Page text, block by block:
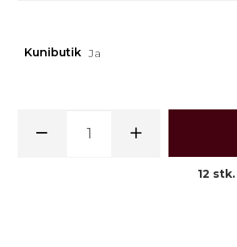
Kunibutik Ja
12 stk.